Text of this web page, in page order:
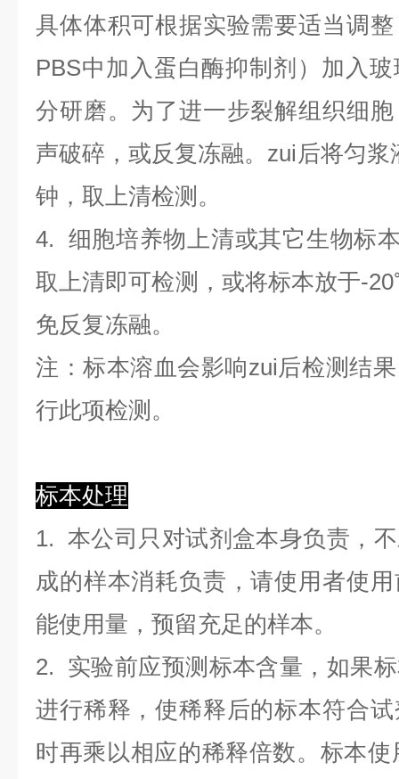
具体体积可根据实验需要适当调
PBS中加入蛋白酶抑制剂）加入
分研磨。为了进一步裂解组织细
声破碎，或反复冻融。zui后将匀浆
钟，取上清检测。
4. 细胞培养物上清或其它生物标
取上清即可检测，或将标本放于-
免反复冻融。
注：标本溶血会影响zui后检测结
行此项检测。
标本处理
1. 本公司只对试剂盒本身负责，
成的样本消耗负责，请使用者使
能使用量，预留充足的样本。
2. 实验前应预测标本含量，如果
进行稀释，使稀释后的标本符合
时再乘以相应的稀释倍数。标本